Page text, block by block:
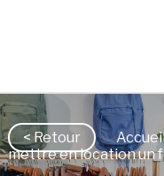
< Retour
mettre en location un